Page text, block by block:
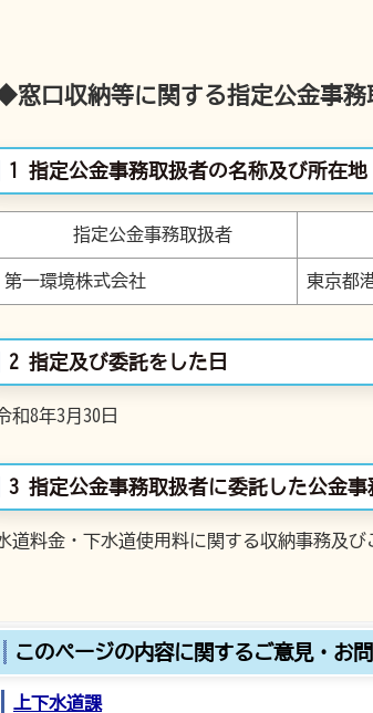
窓口収納等に関する指定公金事
1 指定公金事務取扱者の名称及び所在地
指定公金事務取扱者
第一環境株式会社 東京都
2 指定及び委託をした日
和8年3月30日
3 指定公金事務取扱者に委託した公金事
道料金・下水道使用料に関する収納事務及び
このページの内容に関するご意見・お
上下水道課